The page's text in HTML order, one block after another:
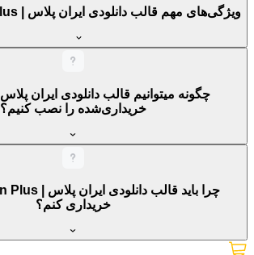
ویژگی‌های مهم قالب دانلودی ایران پلاس | Iran Plus چیست؟
خریداری‌شده را نصب کنیم؟
خریداری کنم؟